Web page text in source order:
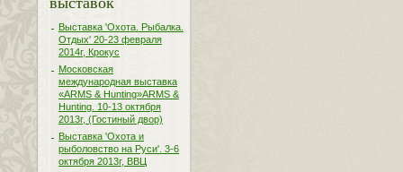
Выставка 'Охота. Рыбалка.
Отдых' 20-23 февраля
2014г, Крокус
Московская
международная выставка
«ARMS & Hunting»ARMS &
Hunting. 10-13 октября
2013г, (Гостиный двор)
Выставка 'Охота и
рыболовство на Руси'. 3-6
октября 2013г, ВВЦ